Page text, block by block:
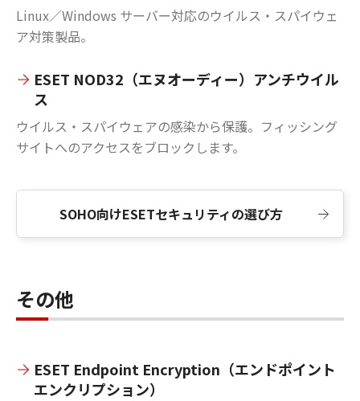
Linux／Windows サーバー対応のウイルス・スパイウェ
ア対策製品。
ESET NOD32（エヌオーディー）アンチウイル
ス
ウイルス・スパイウェアの感染から保護。フィッシング
サイトへのアクセスをブロックします。
SOHO向けESETセキュリティの選び方
その他
ESET Endpoint Encryption（エンドポイント
エンクリプション）